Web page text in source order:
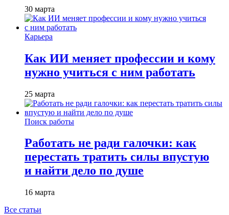
30 марта
Карьера
Как ИИ меняет профессии и кому
нужно учиться с ним работать
25 марта
Поиск работы
Работать не ради галочки: как
перестать тратить силы впустую
и найти дело по душе
16 марта
Все статьи